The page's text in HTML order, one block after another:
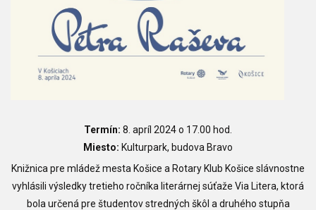
Termín: 8. apríl 2024 o 17.00 hod.
Miesto: Kulturpark, budova Bravo
Knižnica pre mládež mesta Košice a Rotary Klub Košice slávnostne
vyhlásili výsledky tretieho ročníka literárnej súťaže Via Litera, ktorá
bola určená pre študentov stredných škôl a druhého stupňa